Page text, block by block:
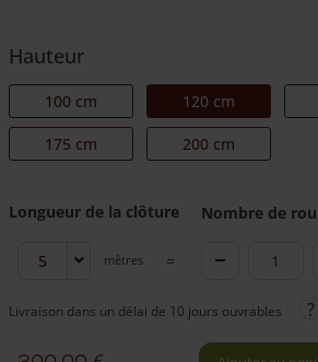
Hauteur
100 cm 120 cm
175 cm 200 cm
Longueur de la clôture
Ganivelle
rondins
mètres
Nombre de
quantité
Ganivelle
rondins
Livraison dans un délai de 10 jours ouvrables